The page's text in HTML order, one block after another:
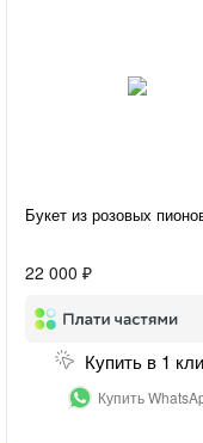
Букет из розовых
22 000 ₽
Купить в 1
Купить